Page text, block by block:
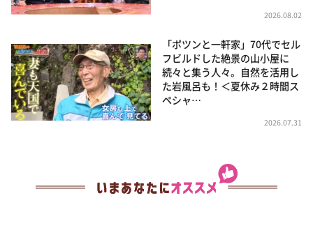
2026.08.02
「ポツンと一軒家」70代でセル
フビルドした絶景の山小屋に
続々と集う人々。自然を活用し
た岩風呂も！＜夏休み２時間ス
ペシャ…
2026.07.31